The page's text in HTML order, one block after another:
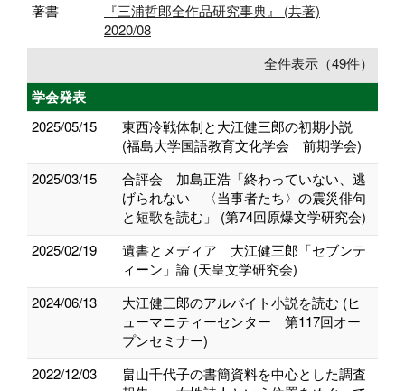
著書
『三浦哲郎全作品研究事典』 (共著)
2020/08
全件表示（49件）
学会発表
2025/05/15
東西冷戦体制と大江健三郎の初期小説
(福島大学国語教育文化学会 前期学会)
2025/03/15
合評会 加島正浩「終わっていない、逃
げられない 〈当事者たち〉の震災俳句
と短歌を読む」 (第74回原爆文学研究会)
2025/02/19
遺書とメディア 大江健三郎「セブンテ
ィーン」論 (天皇文学研究会)
2024/06/13
大江健三郎のアルバイト小説を読む (ヒ
ューマニティーセンター 第117回オー
プンセミナー)
2022/12/03
畠山千代子の書簡資料を中心とした調査